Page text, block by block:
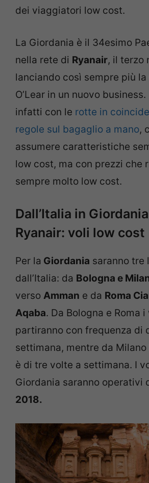
dei viaggiatori low cost.
La Giordania è il 34esimo
nella rete di Ryanair, il terzo
lanciando così sempre più
O’Lear in un nuovo
infatti con le rotte in
regole sul bagaglio a mano,
assumere caratteristiche
low cost, ma con prezzi che
sempre molto low cost.
Dall’Italia in
Ryanair: voli low cost
Per la Giordania saranno tre
dall’Italia: da Bologna e
verso Amman e da Roma
Aqaba. Da Bologna e Roma i
partiranno con frequenza di
settimana, mentre da Milano
è di tre volte a settimana. I
Giordania saranno operativi
2018.